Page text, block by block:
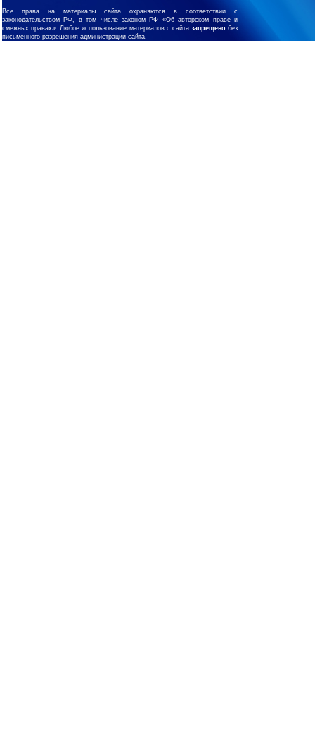
Все права на материалы сайта охраняются в соответствии с
законодательством РФ, в том числе законом РФ «Об авторском праве и
смежных правах». Любое использование материалов с сайта запрещенобез
письменного разрешения администрации сайта.